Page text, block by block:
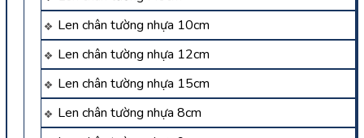
Len chân tường nhựa 10cm
Len chân tường nhựa 12cm
Len chân tường nhựa 15cm
Len chân tường nhựa 8cm